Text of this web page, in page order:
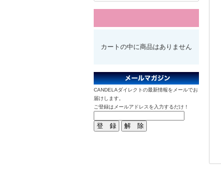
カートの中に商品はありません
CANDELAダイレクトの最新情報をメールでお
届けします。
ご登録はメールアドレスを入力するだけ！